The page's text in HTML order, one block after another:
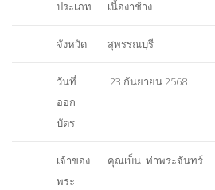
ประเภท เนื้องาช้าง
จังหวัด สุพรรณบุรี
วันที่
ออก
บัตร
23 กันยายน 2568
เจ้าของ
พระ
คุณเบ็น ท่าพระจันทร์